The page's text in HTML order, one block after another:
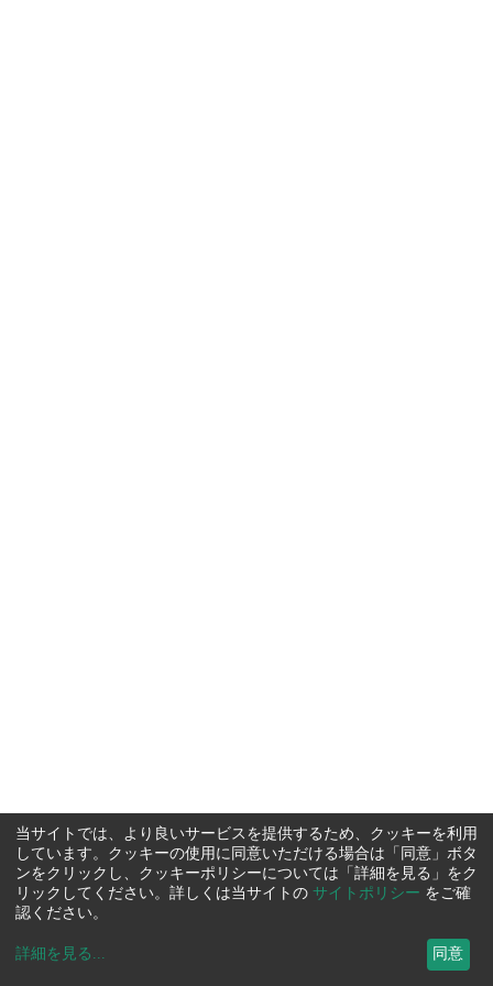
当サイトでは、より良いサービスを提供するため、クッキーを利用
しています。クッキーの使用に同意いただける場合は「同意」ボタ
ンをクリックし、クッキーポリシーについては「詳細を見る」をク
リックしてください。詳しくは当サイトの サイトポリシー をご確
認ください。
詳細を見る ... 同意